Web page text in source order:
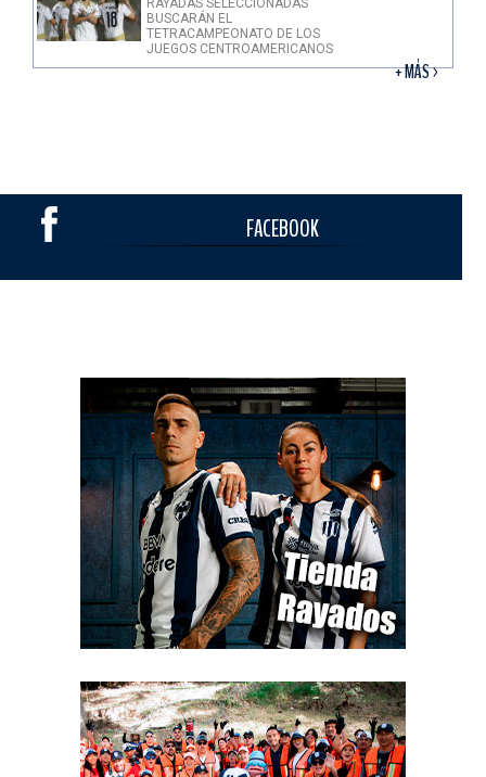
RAYADAS SELECCIONADAS
BUSCARÁN EL
TETRACAMPEONATO DE LOS
JUEGOS CENTROAMERICANOS
+ MÁS >
FACEBOOK